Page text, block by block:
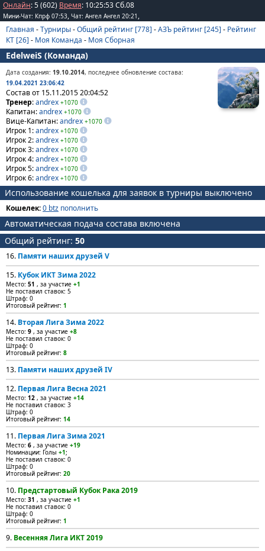
Онлайн: 5 (602) Время: 10:25:53Сб.08
Мини-Чат: Кпрф 07:53, Чат: Ангел Ангел 20:21 ,
Главная -Турниры-Общий рейтинг [778] -АЗЪ рейтинг [245] - Рейтинг
КТ [26] - Моя Команда - Моя Сборная
EdelweiS (Команда)
Дата создания: 19.10.2014, последнее обновление состава:
19.04.2021 23:06:42
Состав от 15.11.2015 20:04:52
Тренер:andrex +1070
Капитан:andrex +1070
Вице-Капитан:andrex +1070
Игрок 1:andrex +1070
Игрок 2:andrex +1070
Игрок 3:andrex +1070
Игрок 4:andrex +1070
Игрок 5:andrex +1070
Игрок 6:andrex +1070
Использование кошелька для заявок в турниры выключено
Кошелек:0 btz пополнить
Автоматическая подача состава включена
Общий рейтинг: 50
16. Памяти наших друзей V
15. Кубок ИКТ Зима 2022
Место: 51 , за участие +1
Не поставил ставок: 5
Штраф: 0
Итоговый рейтинг: 1
14. Вторая Лига Зима 2022
Место: 9 , за участие +8
Не поставил ставок: 0
Штраф: 0
Итоговый рейтинг: 8
13. Памяти наших друзей IV
12. Первая Лига Весна 2021
Место: 12 , за участие +14
Не поставил ставок: 3
Штраф: 0
Итоговый рейтинг: 14
11. Первая Лига Зима 2021
Место: 6 , за участие +19
Номинации: Голы +1;
Не поставил ставок: 0
Штраф: 0
Итоговый рейтинг: 20
10. Предстартовый Кубок Рака 2019
Место: 31 , за участие +1
Не поставил ставок: 0
Штраф: 0
Итоговый рейтинг: 1
9. Весенняя Лига ИКТ 2019